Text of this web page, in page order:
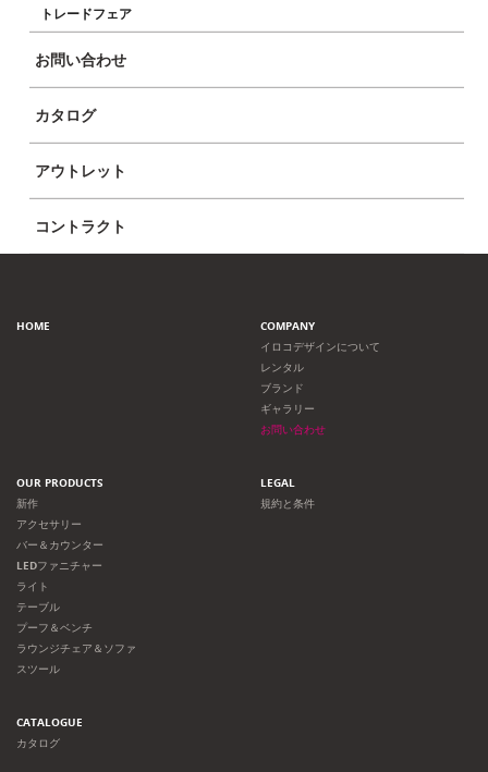
トレードフェア
お問い合わせ
カタログ
アウトレット
コントラクト
BDラブランプ
HOME
COMPANY
イロコデザインについて
レンタル
ブランド
ギャラリー
お問い合わせ
OUR PRODUCTS
新作
アクセサリー
バー＆カウンター
LEDファニチャー
ライト
テーブル
プーフ＆ベンチ
ラウンジチェア＆ソファ
スツール
LEGAL
規約と条件
CATALOGUE
カタログ